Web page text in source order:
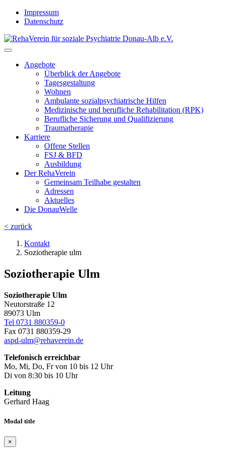
Skip
Impressum
Datenschutz
Angebote
Überblick der Angebote
Tagesgestaltung
Wohnen
Ambulante sozialpsychiatrische Hilfen
Medizinische und berufliche Rehabilitation (RPK)
Berufliche Sicherung und Qualifizierung
Traumatherapie
Karriere
Offene Stellen
FSJ & BFD
Ausbildung
Der RehaVerein
Gemeinsam Teilhabe gestalten
Adressen
Aktuelles
Die DonauWelle
< zurück
Kontakt
Soziotherapie ulm
Soziotherapie Ulm
Soziotherapie Ulm
Neutorstraße 12
89073 Ulm
Tel 0731 880359-0
Fax 0731 880359-29
aspd-ulm@rehaverein.de
Telefonisch erreichbar
Mo, Mi, Do, Fr von 10 bis 12 Uhr
Di von 8:30 bis 10 Uhr
Leitung
Gerhard Haag
Modal title
×